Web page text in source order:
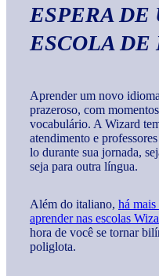
ESPERA DE
ESCOLA
Aprender um novo
prazeroso, com
vocabulário. A Wizard
atendimento e
lo durante sua jornada,
seja para outra língua.
Além do italiano, há
aprender nas escolas
hora de você se tornar
poliglota.